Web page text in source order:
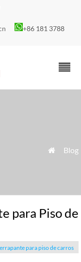
+86 181 3788
 Blog
para Piso de
para piso de carros